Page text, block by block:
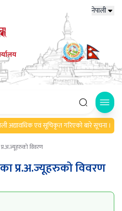
नेपाली
अद्यावधिक एवं सूचिकृत गरिएको बारे सूचना ।
विवरण
प्र.अ.ज्यूहरुको विवरण